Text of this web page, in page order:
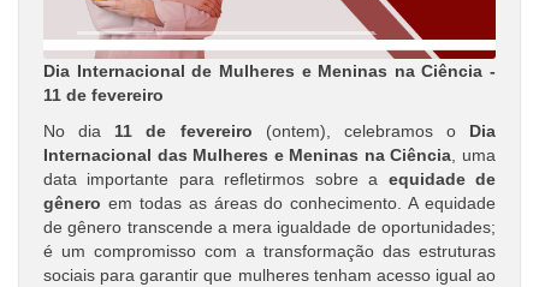
Dia Internacional de Mulheres e Meninas na Ciência -
11 de fevereiro
No dia 11 de fevereiro (ontem), celebramos o Dia
Internacional das Mulheres e Meninas na Ciência , uma
data importante para refletirmos sobre a equidade de
gênero em todas as áreas do conhecimento. A equidade
de gênero transcende a mera igualdade de oportunidades;
é um compromisso com a transformação das estruturas
sociais para garantir que mulheres tenham acesso igual ao